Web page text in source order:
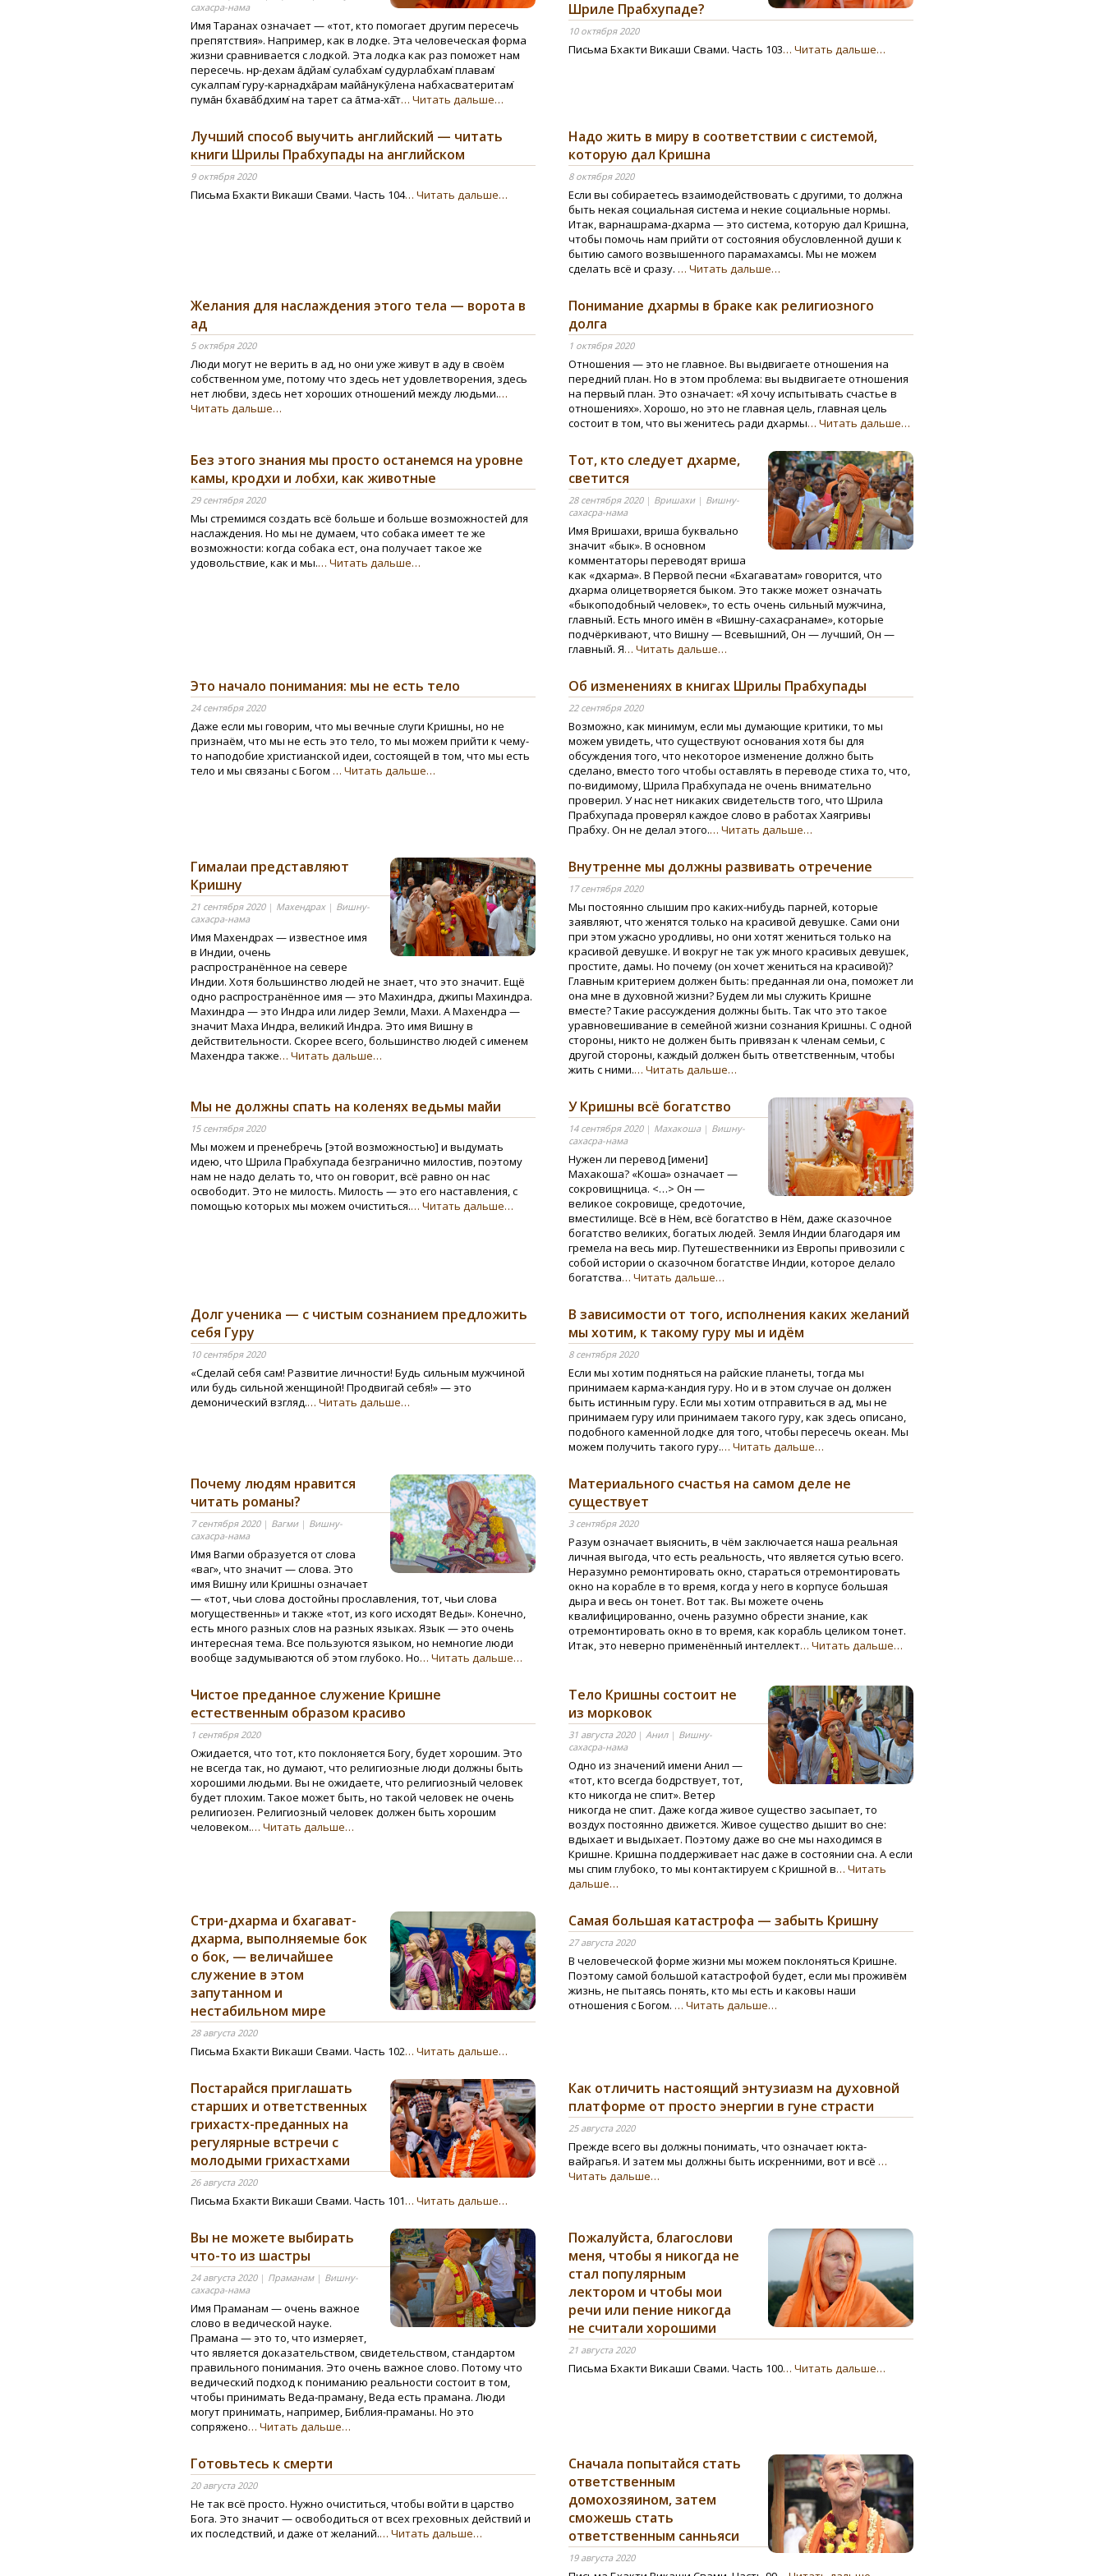
сахасра-нама
Имя Таранах означает — «тот, кто помогает другим пересечь
препятствия». Например, как в лодке. Эта человеческая форма
жизни сравнивается с лодкой. Эта лодка как раз поможет нам
пересечь. нр̣-дехам а̄дйам̇ сулабхам̇ судурлабхам̇ плавам̇
сукалпам̇ гуру-карн̣адха̄рам майа̄нукӯлена набхасватеритам̇
пума̄н бхава̄бдхим̇ на тарет са а̄тма-ха̄̄т… Читать дальше…
Шриле Прабхупаде?
10 октября 2020
Письма Бхакти Викаши Свами. Часть 103… Читать дальше…
Лучший способ выучить английский — читать
книги Шрилы Прабхупады на английском
9 октября 2020
Письма Бхакти Викаши Свами. Часть 104… Читать дальше…
Надо жить в миру в соответствии с системой,
которую дал Кришна
8 октября 2020
Если вы собираетесь взаимодействовать с другими, то должна
быть некая социальная система и некие социальные нормы.
Итак, варнашрама-дхарма — это система, которую дал Кришна,
чтобы помочь нам прийти от состояния обусловленной души к
бытию самого возвышенного парамахамсы. Мы не можем
сделать всё и сразу. … Читать дальше…
Желания для наслаждения этого тела — ворота в
ад
5 октября 2020
Люди могут не верить в ад, но они уже живут в аду в своём
собственном уме, потому что здесь нет удовлетворения, здесь
нет любви, здесь нет хороших отношений между людьми.…
Читать дальше…
Понимание дхармы в браке как религиозного
долга
1 октября 2020
Отношения — это не главное. Вы выдвигаете отношения на
передний план. Но в этом проблема: вы выдвигаете отношения
на первый план. Это означает: «Я хочу испытывать счастье в
отношениях». Хорошо, но это не главная цель, главная цель
состоит в том, что вы женитесь ради дхармы… Читать дальше…
Без этого знания мы просто останемся на уровне
камы, кродхи и лобхи, как животные
29 сентября 2020
Мы стремимся создать всё больше и больше возможностей для
наслаждения. Но мы не думаем, что собака имеет те же
возможности: когда собака ест, она получает такое же
удовольствие, как и мы.… Читать дальше…
Тот, кто следует дхарме,
светится
28 сентября 2020 | Вришахи | Вишну-
сахасра-нама
Имя Вришахи, вриша буквально
значит «бык». В основном
комментаторы переводят вриша
как «дхарма». В Первой песни «Бхагаватам» говорится, что
дхарма олицетворяется быком. Это также может означать
«быкоподобный человек», то есть очень сильный мужчина,
главный. Есть много имён в «Вишну-сахасранаме», которые
подчёркивают, что Вишну — Всевышний, Он — лучший, Он —
главный. Я… Читать дальше…
Это начало понимания: мы не есть тело
24 сентября 2020
Даже если мы говорим, что мы вечные слуги Кришны, но не
признаём, что мы не есть это тело, то мы можем прийти к чему-
то наподобие христианской идеи, состоящей в том, что мы есть
тело и мы связаны с Богом … Читать дальше…
Об изменениях в книгах Шрилы Прабхупады
22 сентября 2020
Возможно, как минимум, если мы думающие критики, то мы
можем увидеть, что существуют основания хотя бы для
обсуждения того, что некоторое изменение должно быть
сделано, вместо того чтобы оставлять в переводе стиха то, что,
по-видимому, Шрила Прабхупада не очень внимательно
проверил. У нас нет никаких свидетельств того, что Шрила
Прабхупада проверял каждое слово в работах Хаягривы
Прабху. Он не делал этого.… Читать дальше…
Гималаи представляют
Кришну
21 сентября 2020 | Махендрах | Вишну-
сахасра-нама
Имя Махендрах — известное имя
в Индии, очень
распространённое на севере
Индии. Хотя большинство людей не знает, что это значит. Ещё
одно распространённое имя — это Махиндра, джипы Махиндра.
Махиндра — это Индра или лидер Земли, Махи. А Махендра —
значит Маха Индра, великий Индра. Это имя Вишну в
действительности. Скорее всего, большинство людей с именем
Махендра также… Читать дальше…
Внутренне мы должны развивать отречение
17 сентября 2020
Мы постоянно слышим про каких-нибудь парней, которые
заявляют, что женятся только на красивой девушке. Сами они
при этом ужасно уродливы, но они хотят жениться только на
красивой девушке. И вокруг не так уж много красивых девушек,
простите, дамы. Но почему (он хочет жениться на красивой)?
Главным критерием должен быть: преданная ли она, поможет ли
она мне в духовной жизни? Будем ли мы служить Кришне
вместе? Такие рассуждения должны быть. Так что это такое
уравновешивание в семейной жизни сознания Кришны. С одной
стороны, никто не должен быть привязан к членам семьи, с
другой стороны, каждый должен быть ответственным, чтобы
жить с ними.… Читать дальше…
Мы не должны спать на коленях ведьмы майи
15 сентября 2020
Мы можем и пренебречь [этой возможностью] и выдумать
идею, что Шрила Прабхупада безгранично милостив, поэтому
нам не надо делать то, что он говорит, всё равно он нас
освободит. Это не милость. Милость — это его наставления, с
помощью которых мы можем очиститься.… Читать дальше…
У Кришны всё богатство
14 сентября 2020 | Махакоша | Вишну-
сахасра-нама
Нужен ли перевод [имени]
Махакоша? «Коша» означает —
сокровищница. <…> Он —
великое сокровище, средоточие,
вместилище. Всё в Нём, всё богатство в Нём, даже сказочное
богатство великих, богатых людей. Земля Индии благодаря им
гремела на весь мир. Путешественники из Европы привозили с
собой истории о сказочном богатстве Индии, которое делало
богатства… Читать дальше…
Долг ученика — с чистым сознанием предложить
себя Гуру
10 сентября 2020
«Сделай себя сам! Развитие личности! Будь сильным мужчиной
или будь сильной женщиной! Продвигай себя!» — это
демонический взгляд.… Читать дальше…
В зависимости от того, исполнения каких желаний
мы хотим, к такому гуру мы и идём
8 сентября 2020
Если мы хотим подняться на райские планеты, тогда мы
принимаем карма-кандия гуру. Но и в этом случае он должен
быть истинным гуру. Если мы хотим отправиться в ад, мы не
принимаем гуру или принимаем такого гуру, как здесь описано,
подобного каменной лодке для того, чтобы пересечь океан. Мы
можем получить такого гуру.… Читать дальше…
Почему людям нравится
читать романы?
7 сентября 2020 | Вагми | Вишну-
сахасра-нама
Имя Вагми образуется от слова
«ваг», что значит — слова. Это
имя Вишну или Кришны означает
— «тот, чьи слова достойны прославления, тот, чьи слова
могущественны» и также «тот, из кого исходят Веды». Конечно,
есть много разных слов на разных языках. Язык — это очень
интересная тема. Все пользуются языком, но немногие люди
вообще задумываются об этом глубоко. Но… Читать дальше…
Материального счастья на самом деле не
существует
3 сентября 2020
Разум означает выяснить, в чём заключается наша реальная
личная выгода, что есть реальность, что является сутью всего.
Неразумно ремонтировать окно, стараться отремонтировать
окно на корабле в то время, когда у него в корпусе большая
дыра и весь он тонет. Вот так. Вы можете очень
квалифицированно, очень разумно обрести знание, как
отремонтировать окно в то время, как корабль целиком тонет.
Итак, это неверно применённый интеллект… Читать дальше…
Чистое преданное служение Кришне
естественным образом красиво
1 сентября 2020
Ожидается, что тот, кто поклоняется Богу, будет хорошим. Это
не всегда так, но думают, что религиозные люди должны быть
хорошими людьми. Вы не ожидаете, что религиозный человек
будет плохим. Такое может быть, но такой человек не очень
религиозен. Религиозный человек должен быть хорошим
человеком.… Читать дальше…
Тело Кришны состоит не
из морковок
31 августа 2020 | Анил | Вишну-
сахасра-нама
Одно из значений имени Анил —
«тот, кто всегда бодрствует, тот,
кто никогда не спит». Ветер
никогда не спит. Даже когда живое существо засыпает, то
воздух постоянно движется. Живое существо дышит во сне:
вдыхает и выдыхает. Поэтому даже во сне мы находимся в
Кришне. Кришна поддерживает нас даже в состоянии сна. А если
мы спим глубоко, то мы контактируем с Кришной в… Читать
дальше…
Стри-дхарма и бхагават-
дхарма, выполняемые бок
о бок, — величайшее
служение в этом
запутанном и
нестабильном мире
28 августа 2020
Письма Бхакти Викаши Свами. Часть 102… Читать дальше…
Самая большая катастрофа — забыть Кришну
27 августа 2020
В человеческой форме жизни мы можем поклоняться Кришне.
Поэтому самой большой катастрофой будет, если мы проживём
жизнь, не пытаясь понять, кто мы есть и каковы наши
отношения с Богом. … Читать дальше…
Постарайся приглашать
старших и ответственных
грихастх-преданных на
регулярные встречи с
молодыми грихастхами
26 августа 2020
Письма Бхакти Викаши Свами. Часть 101… Читать дальше…
Как отличить настоящий энтузиазм на духовной
платформе от просто энергии в гуне страсти
25 августа 2020
Прежде всего вы должны понимать, что означает юкта-
вайрагья. И затем мы должны быть искренними, вот и всё …
Читать дальше…
Вы не можете выбирать
что-то из шастры
24 августа 2020 | Праманам | Вишну-
сахасра-нама
Имя Праманам — очень важное
слово в ведической науке.
Прамана — это то, что измеряет,
что является доказательством, свидетельством, стандартом
правильного понимания. Это очень важное слово. Потому что
ведический подход к пониманию реальности состоит в том,
чтобы принимать Веда-праману, Веда есть прамана. Люди
могут принимать, например, Библия-праманы. Но это
сопряжено… Читать дальше…
Пожалуйста, благослови
меня, чтобы я никогда не
стал популярным
лектором и чтобы мои
речи или пение никогда
не считали хорошими
21 августа 2020
Письма Бхакти Викаши Свами. Часть 100… Читать дальше…
Готовьтесь к смерти
20 августа 2020
Не так всё просто. Нужно очиститься, чтобы войти в царство
Бога. Это значит — освободиться от всех греховных действий и
их последствий, и даже от желаний.… Читать дальше…
Сначала попытайся стать
ответственным
домохозяином, затем
сможешь стать
ответственным санньяси
19 августа 2020